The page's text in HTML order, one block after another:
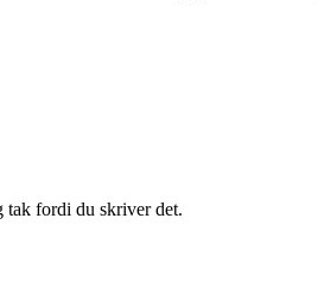
tak fordi du skriver det.